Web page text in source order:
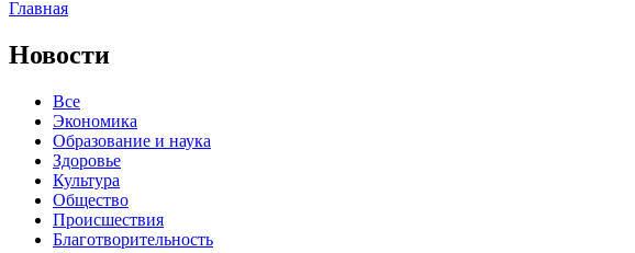
Главная
Новости
Все
Экономика
Образование и наука
Здоровье
Культура
Общество
Происшествия
Благотворительность